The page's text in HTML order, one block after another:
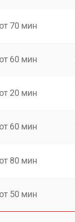
от 70 мин
от 60 мин
от 20 мин
от 60 мин
от 80 мин
от 50 мин